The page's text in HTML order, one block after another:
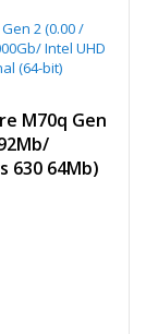
M70q Gen
630 64Mb)